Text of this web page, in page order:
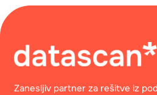
Zanesljiv partner za rešitve iz